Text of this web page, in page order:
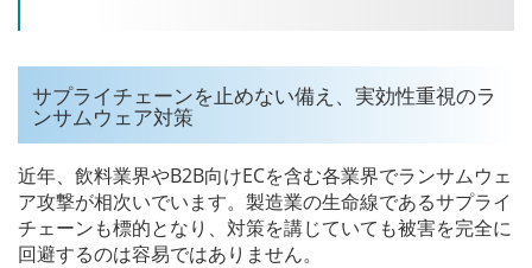
サプライチェーンを止めない備え、実効性重視のラ
ンサムウェア対策
近年、飲料業界やB2B向けECを含む各業界でランサムウェ
ア攻撃が相次いでいます。製造業の生命線であるサプライ
チェーンも標的となり、対策を講じていても被害を完全に
回避するのは容易ではありません。